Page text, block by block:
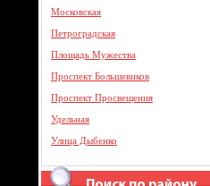
Московская
Петроградская
Площадь Мужества
Проспект Большевиков
Проспект Просвещения
Удельная
Улица Дыбенко